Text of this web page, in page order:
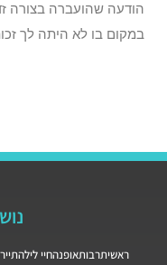
הודעה שהועברה בצורה
במקום בו לא היתה לך
ראשיתרבותאופנהחיי לילה